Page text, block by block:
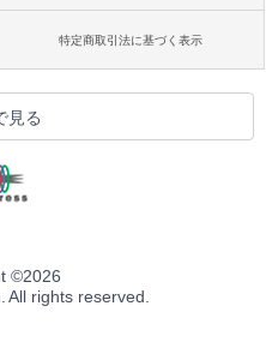
特定商取引法に基づく表示
見る
©2026
All rights reserved.